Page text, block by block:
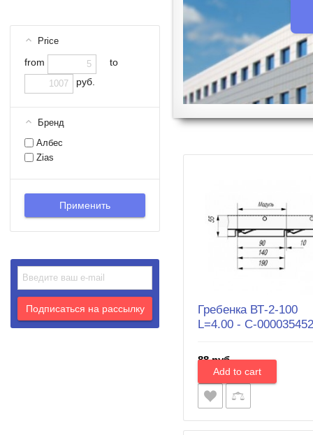
Price
from
to
руб.
Бренд
Албес
Zias
Гребенка ВТ-2-100
L=4.00 - С-000035452
88 руб.